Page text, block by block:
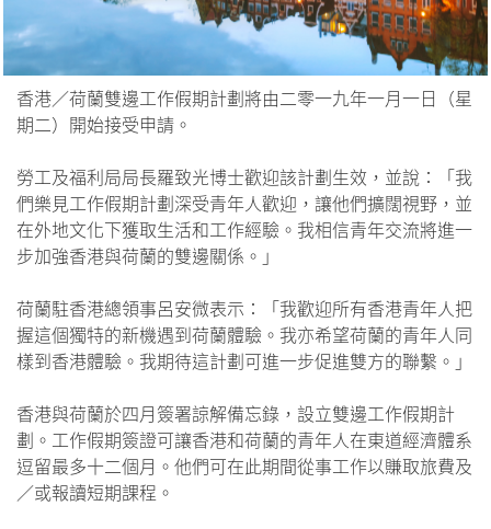
香港／荷蘭雙邊工作假期計劃將由二零一九年一月一日（星
期二）開始接受申請。
勞工及福利局局長羅致光博士歡迎該計劃生效，並說：「我
們樂見工作假期計劃深受青年人歡迎，讓他們擴闊視野，並
在外地文化下獲取生活和工作經驗。我相信青年交流將進一
步加強香港與荷蘭的雙邊關係。」
荷蘭駐香港總領事呂安微表示：「我歡迎所有香港青年人把
握這個獨特的新機遇到荷蘭體驗。我亦希望荷蘭的青年人同
樣到香港體驗。我期待這計劃可進一步促進雙方的聯繫。」
香港與荷蘭於四月簽署諒解備忘錄，設立雙邊工作假期計
劃。工作假期簽證可讓香港和荷蘭的青年人在東道經濟體系
逗留最多十二個月。他們可在此期間從事工作以賺取旅費及
／或報讀短期課程。